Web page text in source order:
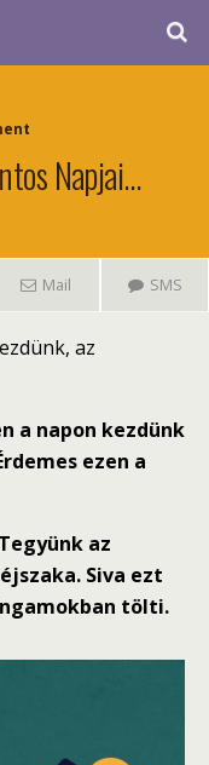
Napjai…
Mail SMS
az
a napon kezdünk
ezen a
az
Siva ezt
tölti.